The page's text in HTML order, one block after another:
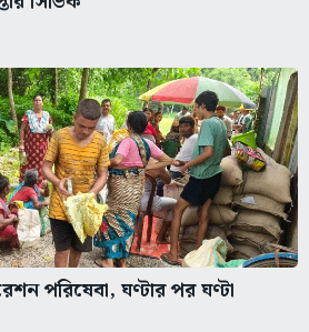
পরিষেবা, ঘণ্টার পর ঘণ্টা